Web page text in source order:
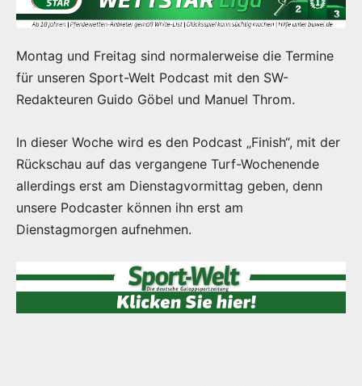
Montag und Freitag sind normalerweise die Termine
für unseren Sport-Welt Podcast mit den SW-
Redakteuren Guido Göbel und Manuel Throm.
In dieser Woche wird es den Podcast „Finish“, mit der
Rückschau auf das vergangene Turf-Wochenende
allerdings erst am Dienstagvormittag geben, denn
unsere Podcaster können ihn erst am
Dienstagmorgen aufnehmen.